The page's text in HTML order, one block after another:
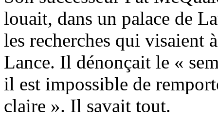
louait, dans un palace de
les recherches qui visaient
Lance. Il dénonçait le «
il est impossible de
claire ». Il savait tout.